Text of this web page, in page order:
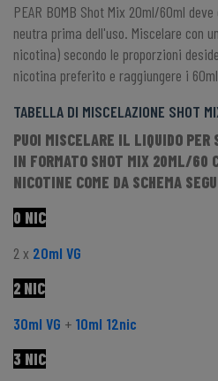
PEAR BOMB Shot Mix 20ml/60ml
neutra prima dell'uso. Miscelare con
nicotina) secondo le proporzioni
nicotina preferito e raggiungere i
TABELLA DI MISCELAZIONE SHOT
PUOI MISCELARE IL LIQUIDO
IN FORMATO SHOT MIX 20ML/60
NICOTINE COME DA SCHEMA
0 NIC
2 x 20ml VG
2 NIC
30ml VG + 10ml 12nic
3 NIC